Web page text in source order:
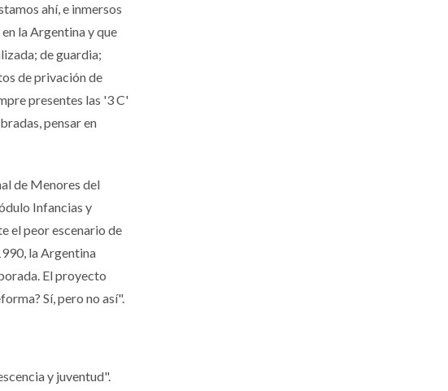
ahí, e inmersos
la Argentina y que
de guardia;
de privación de
presentes las '3 C'
pensar en
de Menores del
Infancias y
el peor escenario de
la Argentina
El proyecto
Sí, pero no así".
y juventud".